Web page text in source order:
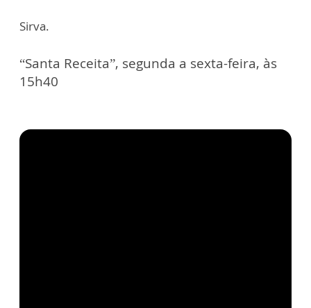
Sirva.
“Santa Receita”, segunda a sexta-feira, às
15h40